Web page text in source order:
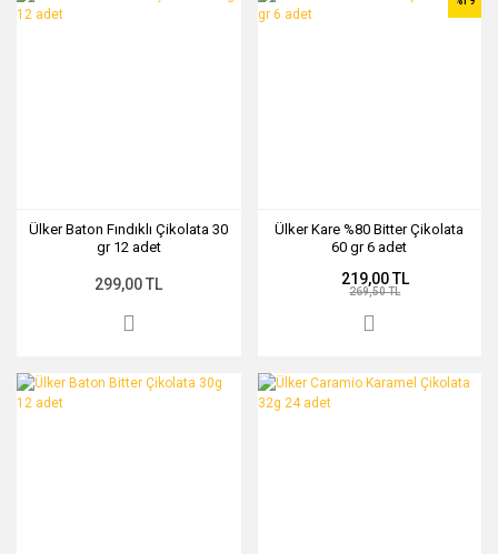
Ülker Baton Fındıklı Çikolata 30
gr 12 adet
299,00 TL
Ülker Kare %80 Bitter Çikolata
60 gr 6 adet
219,00 TL
269,50 TL